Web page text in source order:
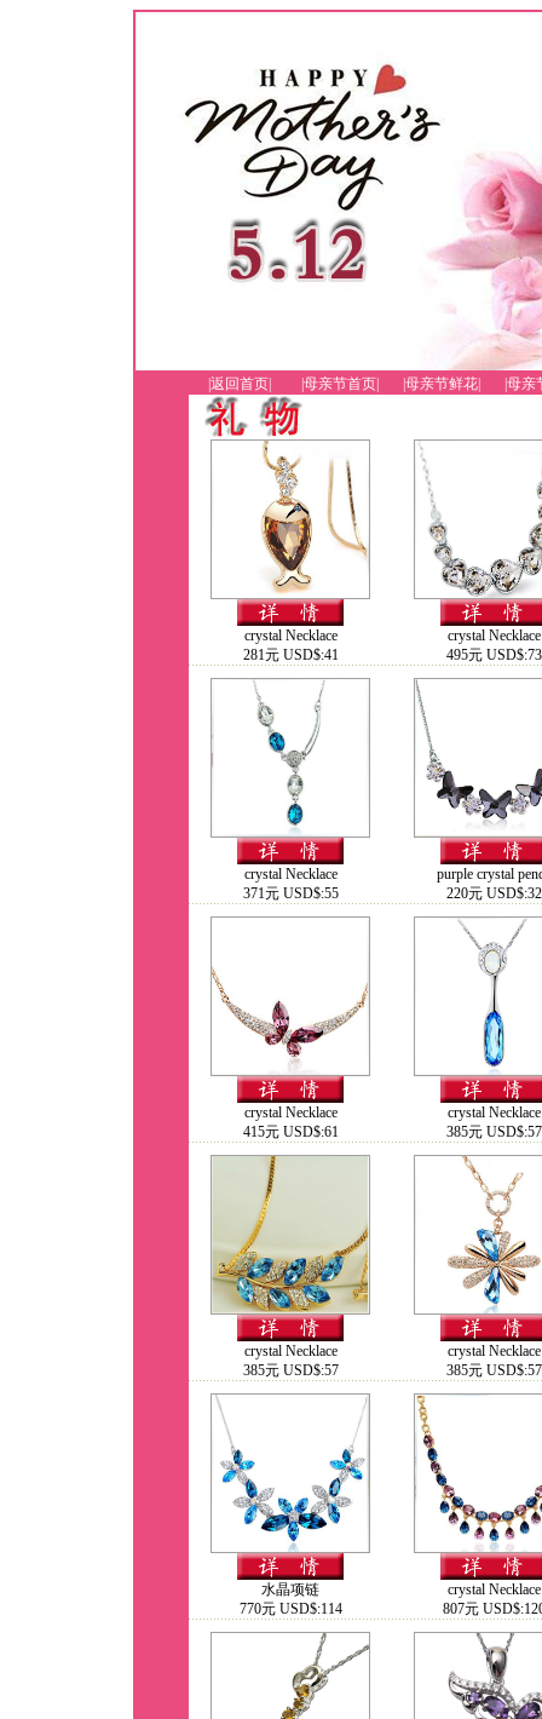
|返回首页| |母亲节首页| |母亲节鲜花| |母亲
crystal Necklace
281元 USD$:41
crystal Necklace
495元 USD$:73
crystal Necklace
371元 USD$:55
purple crystal
220元 USD$:32
crystal Necklace
415元 USD$:61
crystal Necklace
385元 USD$:57
crystal Necklace
385元 USD$:57
crystal Necklace
385元 USD$:57
水晶项链
770元 USD$:114
crystal Necklace
807元